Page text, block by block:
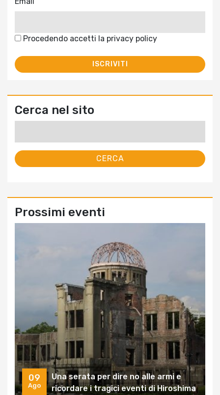
Procedendo accetti la privacy policy
Cerca nel sito
Prossimi eventi
09
Ago
Una serata per dire no alle armi e
ricordare i tragici eventi di Hiroshima